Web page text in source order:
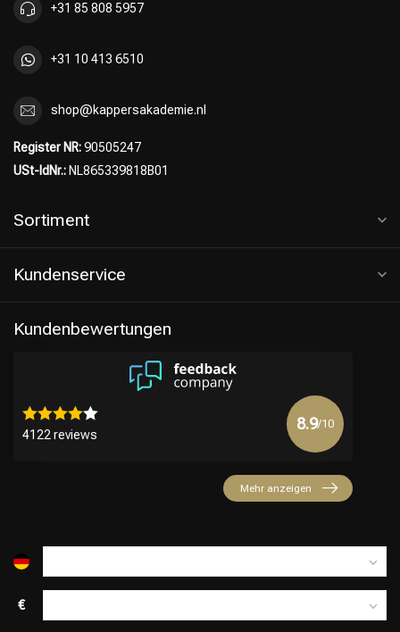
+31 85 808 5957
+31 10 413 6510
shop@kappersakademie.nl
Register NR:90505247
USt-IdNr.: NL865339818B01
Sortiment
Kundenservice
Kundenbewertungen
4122 reviews
8.9/10
Mehr anzeigen
€